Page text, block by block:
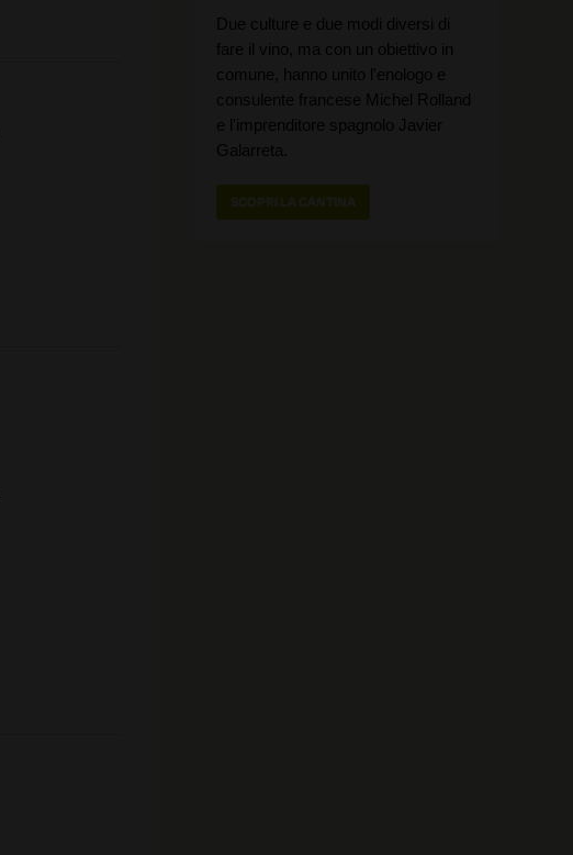
Due culture e due modi diversi di
fare il vino, ma con un obiettivo in
comune, hanno unito l'enologo e
consulente francese Michel Rolland
e l'imprenditore spagnolo Javier
Galarreta.
SCOPRI LA CANTINA